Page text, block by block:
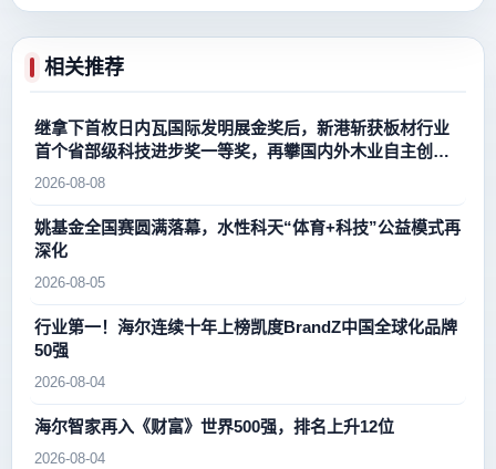
相关推荐
继拿下首枚日内瓦国际发明展金奖后，新港斩获板材行业
首个省部级科技进步奖一等奖，再攀国内外木业自主创新
新高峰
2026-08-08
姚基金全国赛圆满落幕，水性科天“体育+科技”公益模式再
深化
2026-08-05
行业第一！海尔连续十年上榜凯度BrandZ中国全球化品牌
50强
2026-08-04
海尔智家再入《财富》世界500强，排名上升12位
2026-08-04